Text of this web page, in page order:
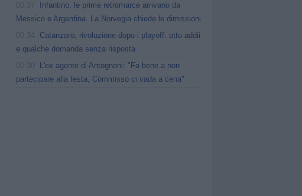
Infantino, le prime retromarce arrivano da
Messico e Argentina. La Norvegia chiede le dimissioni
Catanzaro, rivoluzione dopo i playoff: otto addii
e qualche domanda senza risposta
L'ex agente di Antognoni: "Fa bene a non
partecipare alla festa, Commisso ci vada a cena"